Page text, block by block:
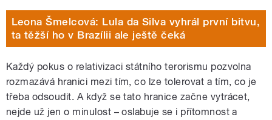
Leona Šmelcová: Lula da Silva vyhrál první bitvu,
ta těžší ho v Brazílii ale ještě čeká
Každý pokus o relativizaci státního terorismu pozvolna
rozmazává hranici mezi tím, co lze tolerovat a tím, co je
třeba odsoudit. A když se tato hranice začne vytrácet,
nejde už jen o minulost – oslabuje se i přítomnost a